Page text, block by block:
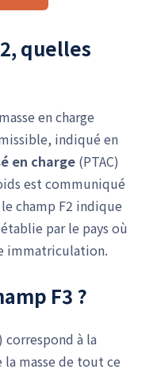
quelles
en charge
indiqué en
en charge (PTAC)
est communiqué
champ F2 indique
par le pays où
immatriculation.
F3 ?
correspond à la
masse de tout ce